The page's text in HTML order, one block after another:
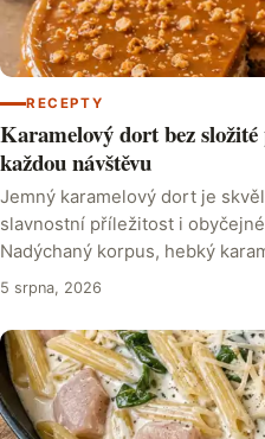
RECEPTY
Karamelový dort bez
každou návštěvu
Jemný karamelový dort je
slavnostní příležitost i
Nadýchaný korpus, hebký
5 srpna, 2026